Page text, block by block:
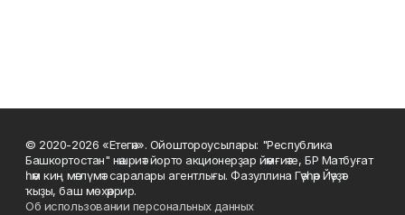
© 2020-2026 «Етегән». Ойоштороусылары: "Республика
Башкортостан" нәшриәт йорто акционерҙар йәмғиәте, БР Матбуғат
һәм киң мәғлүмәт саралары агентлығы. Фазуллина Гәүһәр Йәүҙәт
ҡыҙы, баш мөхәррир.
Об использовании персональных данных